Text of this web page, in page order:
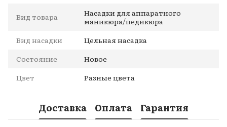
Вид товара
Насадки для аппаратного
маникюра/педикюра
Вид насадки
Цельная насадка
Состояние
Новое
Цвет
Разные цвета
Доставка Оплата Гарантия